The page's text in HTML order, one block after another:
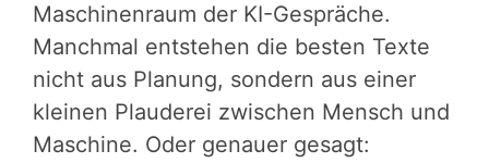
Maschinenraum der KI-Gespräche.
Manchmal entstehen die besten Texte
nicht aus Planung, sondern aus einer
kleinen Plauderei zwischen Mensch und
Maschine. Oder genauer gesagt: